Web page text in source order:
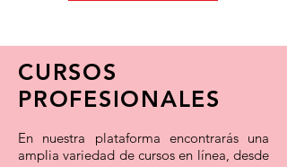
CURSOS
PROFESIONALES
En nuestra plataforma encontrarás una
amplia variedad de cursos en línea, desde